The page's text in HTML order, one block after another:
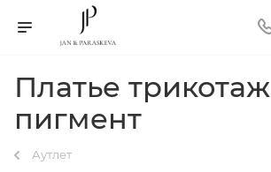
Платье трикотаж
пигмент
Аутлет